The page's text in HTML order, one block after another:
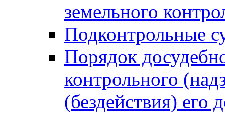
земельного
Подконтрольные
Порядок
контрольного
(бездействия)